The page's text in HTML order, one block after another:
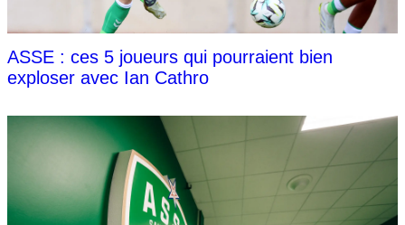
ASSE : ces 5 joueurs qui pourraient bien
exploser avec Ian Cathro